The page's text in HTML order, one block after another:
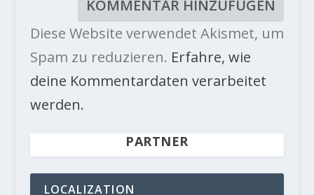
Diese Website verwendet Akismet, um
Spam zu reduzieren. Erfahre, wie
deine Kommentardaten verarbeitet
werden.
PARTNER
LOCALIZATION